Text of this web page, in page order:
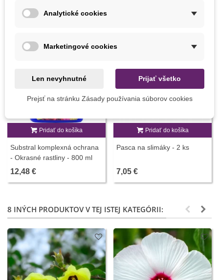
Pridať do košíka
Substral komplexná ochrana
- Okrasné rastliny - 800 ml
12,48 €
Pridať do košíka
Pasca na slimáky - 2 ks
7,05 €
8 INÝCH PRODUKTOV V TEJ ISTEJ KATEGÓRII:
Analytické cookies
Marketingové cookies
Len nevyhnutné Prijať všetko
Prejsť na stránku Zásady používania súborov cookies